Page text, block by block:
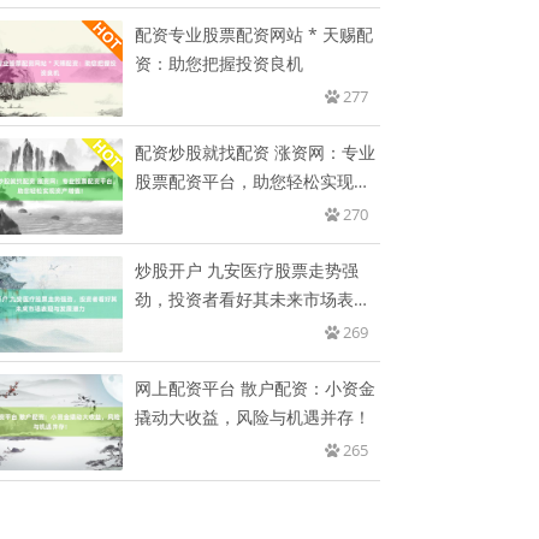
配资专业股票配资网站 * 天赐配
资：助您把握投资良机
277
配资炒股就找配资 涨资网：专业
股票配资平台，助您轻松实现资
270
炒股开户 九安医疗股票走势强
劲，投资者看好其未来市场表现
269
网上配资平台 散户配资：小资金
撬动大收益，风险与机遇并存！
265